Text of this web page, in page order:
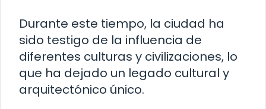
Durante este tiempo, la ciudad ha
sido testigo de la influencia de
diferentes culturas y civilizaciones, lo
que ha dejado un legado cultural y
arquitectónico único.